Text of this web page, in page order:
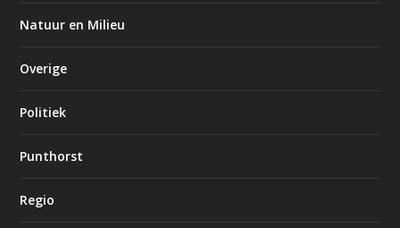
Natuur en Milieu
Overige
Politiek
Punthorst
Regio